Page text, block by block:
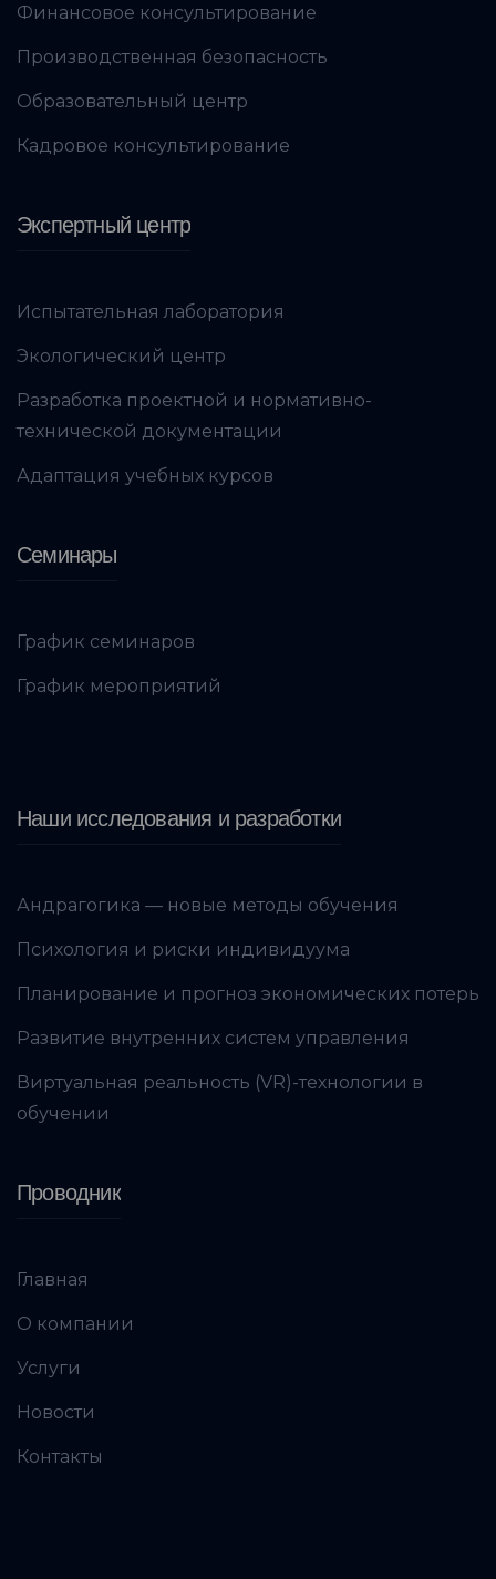
Финансовое консультирование
Производственная безопасность
Образовательный центр
Кадровое консультирование
Экспертный центр
Испытательная лаборатория
Экологический центр
Разработка проектной и нормативно-
технической документации
Адаптация учебных курсов
Семинары
График семинаров
График мероприятий
Наши исследования и разработки
Андрагогика — новые методы обучения
Психология и риски индивидуума
Планирование и прогноз экономических потерь
Развитие внутренних систем управления
Виртуальная реальность (VR)-технологии в
обучении
Проводник
Главная
О компании
Услуги
Новости
Контакты